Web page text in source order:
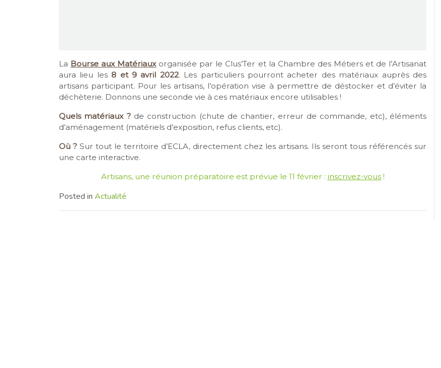
La Bourse aux Matériauxorganisée par le Clus’Ter et la Chambre des Métiers et de l’Artisanat
aura lieu les 8 et 9 avril 2022. Les particuliers pourront acheter des matériaux auprès des
artisans participant. Pour les artisans, l’opération vise à permettre de déstocker et d’éviter la
déchèterie. Donnons une seconde vie à ces matériaux encore utilisables !
Quels matériaux ?de construction (chute de chantier, erreur de commande, etc), éléments
d’aménagement (matériels d’exposition, refus clients, etc).
Où ? Sur tout le territoire d’ECLA, directement chez les artisans. Ils seront tous référencés sur
une carte interactive.
Artisans, une réunion préparatoire est prévue le 11 février : inscrivez-vous!
Posted in Actualité